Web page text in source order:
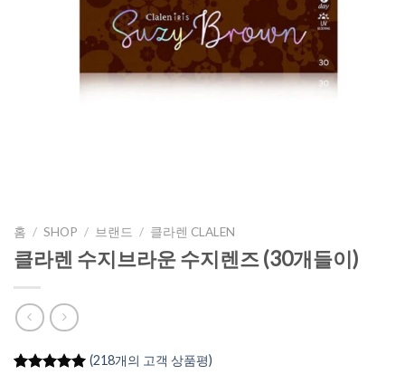
홈 / SHOP / 브랜드 / 클라렌 CLALEN
클라렌 수지브라운 수지렌즈 (30개들이)
(218개의 고객 상품평)